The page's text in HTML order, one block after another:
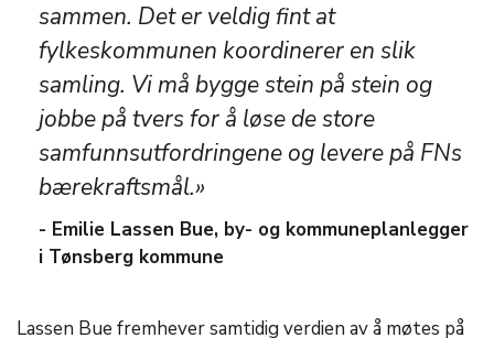
sammen. Det er veldig fint at
fylkeskommunen koordinerer en slik
samling. Vi må bygge stein på stein og
jobbe på tvers for å løse de store
samfunnsutfordringene og levere på FNs
bærekraftsmål.»
- Emilie Lassen Bue, by- og kommuneplanlegger
i Tønsberg kommune
Lassen Bue fremhever samtidig verdien av å møtes på